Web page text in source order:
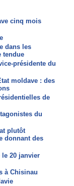
cinq mois
dans les
tendue
présidente du
moldave : des
de
du
plutôt
donnant des
le 20 janvier
à Chisinau